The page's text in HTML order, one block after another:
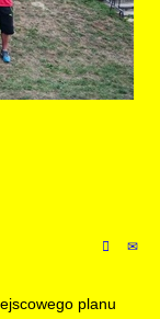
planu